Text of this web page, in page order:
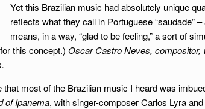
Yet this Brazilian music had absolutely unique
reflects what they call in Portuguese “saudade”
means, in a way, “glad to be feeling,” a sort of
this concept.) Oscar Castro Neves, compositor,
that most of the Brazilian music I heard was
of Ipanema, with singer-composer Carlos Lyra and